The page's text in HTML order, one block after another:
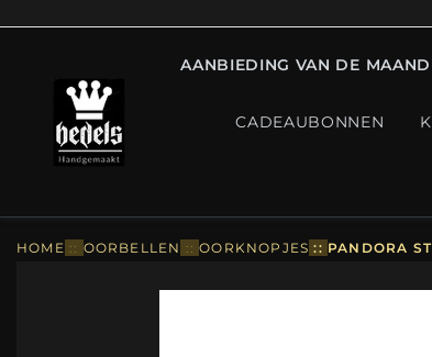
AANBIEDING VAN DE MAAND
CADEAUBONNEN
HOME :: OORBELLEN ::OORKNOPJES :: PANDORA